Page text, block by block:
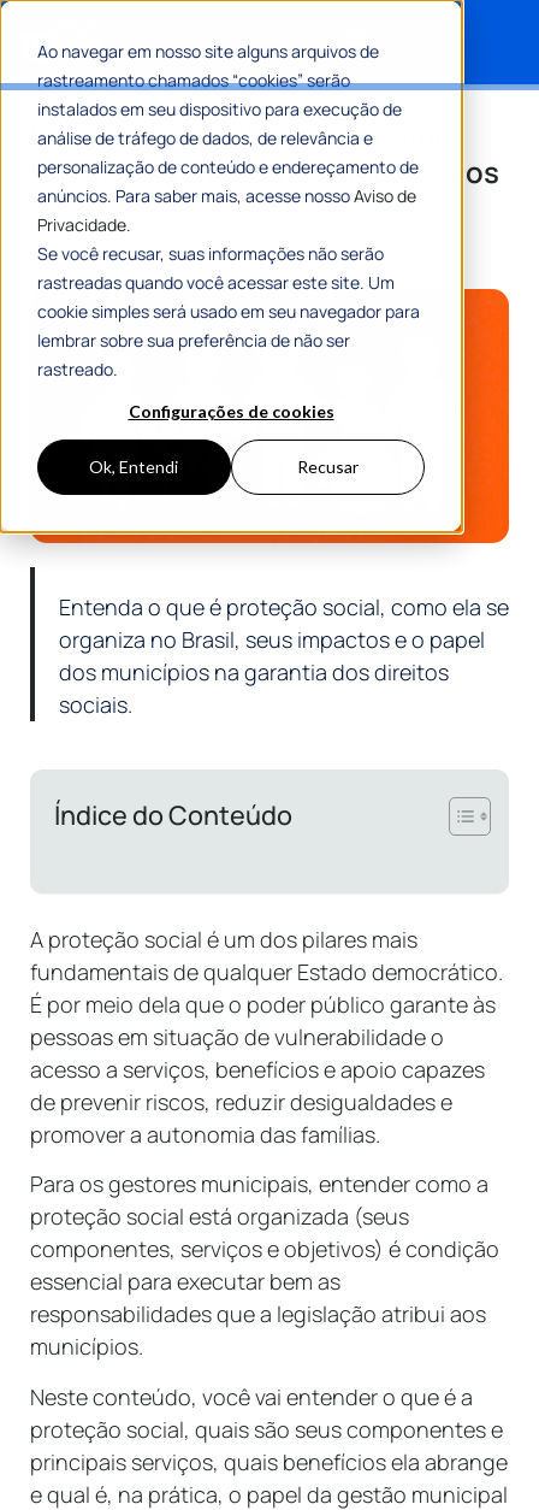
Ao navegar em nosso site alguns arquivos de
rastreamento chamados “cookies” serão
instalados em seu dispositivo para execução de
análise de tráfego de dados, de relevância e
personalização de conteúdo e endereçamento de
anúncios. Para saber mais, acesse nossoAviso de
Privacidade.
Se você recusar, suas informações não serão
rastreadas quando você acessar este site. Um
cookie simples será usado em seu navegador para
lembrar sobre sua preferência de não ser
rastreado.
Configurações de cookies
Ok, Entendi Recusar
Proteção social: o que é, como
funciona e o papel dos municípios
PorMaria Flávia Tavares
7 Min De Leitura
Entenda o que é proteção social, como ela se
organiza no Brasil, seus impactos e o papel
dos municípios na garantia dos direitos
sociais.
Índice do Conteúdo
A proteção social é um dos pilares mais
fundamentais de qualquer Estado democrático.
É por meio dela que o poder público garante às
pessoas em situação de vulnerabilidade o
acesso a serviços, benefícios e apoio capazes
de prevenir riscos, reduzir desigualdades e
promover a autonomia das famílias.
Para os gestores municipais, entender como a
proteção social está organizada (seus
componentes, serviços e objetivos) é condição
essencial para executar bem as
responsabilidades que a legislação atribui aos
municípios.
Neste conteúdo, você vai entender o que é a
proteção social, quais são seus componentes e
principais serviços, quais benefícios ela abrange
e qual é, na prática, o papel da gestão municipal